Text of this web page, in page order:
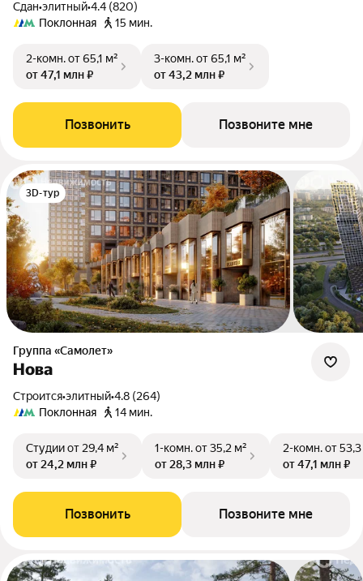
Сдан•элитный•4.4 (820)
Поклонная
15 мин.
2-комн.от 65,1 м²
от 47,1 млн ₽
3-комн.от 65,1 м²
от 43,2 млн ₽
Позвонить Позвоните мне
3D-тур
Группа «Самолет»
Нова
Строится•элитный•4.8 (264)
Поклонная
14 мин.
Студииот 29,4 м²
от 24,2 млн ₽
1-комн.от 35,2 м²
от 28,3 млн ₽
2-комн.от
от 47,1 млн ₽
Позвонить Позвоните мне